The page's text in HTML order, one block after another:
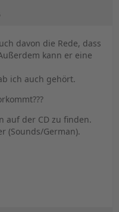
davon die Rede, dass
kann er eine
ich auch gehört.
auf der CD zu finden.
(Sounds/German).